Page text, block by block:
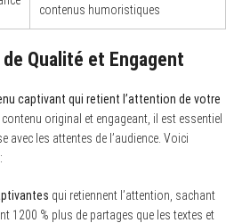
contenus humoristiques
Qualité et Engagent
captivant qui retient l’attention de votre
original et engageant, il est essentiel
avec les attentes de l’audience. Voici
qui retiennent l’attention, sachant
1200 % plus de partages que les textes et